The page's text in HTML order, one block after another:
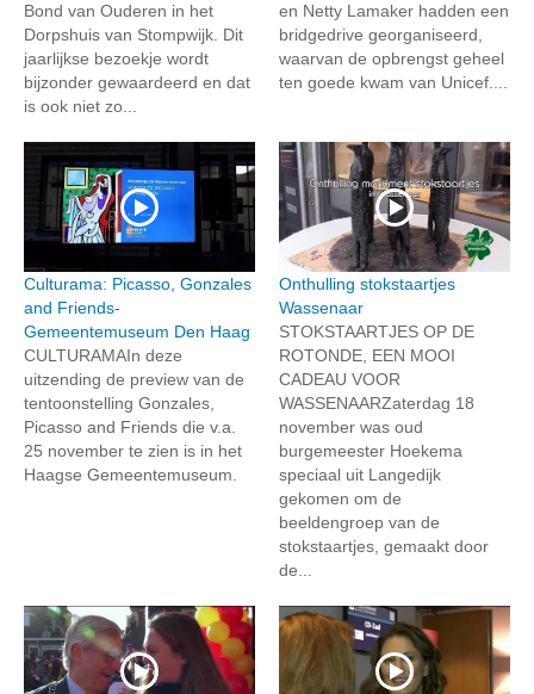
Bond van Ouderen in het
Dorpshuis van Stompwijk. Dit
jaarlijkse bezoekje wordt
bijzonder gewaardeerd en dat
is ook niet zo...
en Netty Lamaker hadden een
bridgedrive georganiseerd,
waarvan de opbrengst geheel
ten goede kwam van Unicef....
Culturama: Picasso, Gonzales
and Friends-
Gemeentemuseum Den Haag
CULTURAMAIn deze
uitzending de preview van de
tentoonstelling Gonzales,
Picasso and Friends die v.a.
25 november te zien is in het
Haagse Gemeentemuseum.
Onthulling stokstaartjes
Wassenaar
STOKSTAARTJES OP DE
ROTONDE, EEN MOOI
CADEAU VOOR
WASSENAARZaterdag 18
november was oud
burgemeester Hoekema
speciaal uit Langedijk
gekomen om de
beeldengroep van de
stokstaartjes, gemaakt door
de...